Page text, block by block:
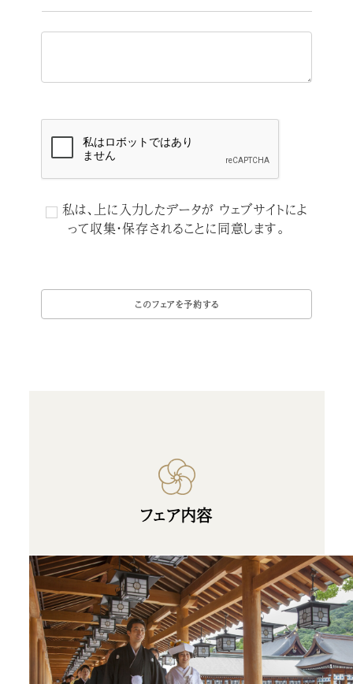
私は、上に入力したデータが ウェブサイトによ
って収集・保存されることに同意します。
フェア内容